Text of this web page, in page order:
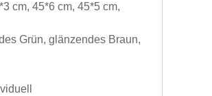
cm, 45*6 cm, 45*5 cm,
Grün, glänzendes Braun,